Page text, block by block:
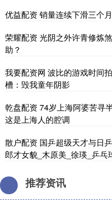
优益配资 销量连续下滑三个
荣耀配资 光阴之外许青修炼
助？
我要配资网 波比的游戏时间
槽：毁我童年阴影
乾盘配资 74岁上海阿婆苦寻
这是上海人的腔调
散户配资 国乒超级天才与日
郎才女貌_木原美_徐瑛_乒乓
推荐资讯